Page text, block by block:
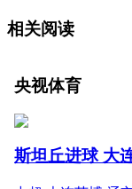
相关阅读